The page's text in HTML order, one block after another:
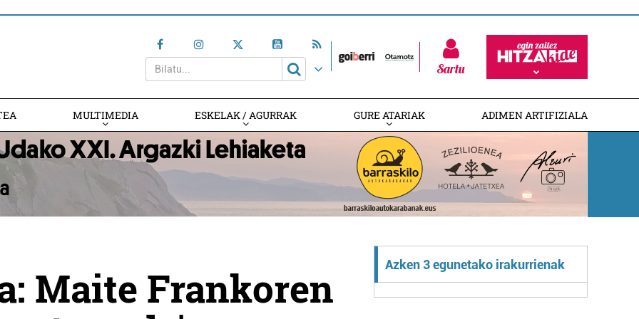
Sartu
MULTIMEDIA ESKELAK / AGURRAK GURE ATARIAK ADIMEN ARTIFIZIALA
Maite Frankoren
Azken 3 egunetako irakurrienak